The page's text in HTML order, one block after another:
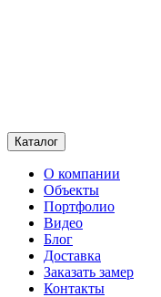
Каталог
О компании
Объекты
Портфолио
Видео
Блог
Доставка
Заказать замер
Контакты